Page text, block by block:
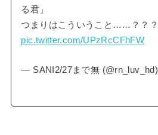
る君」
つまりはこういうこと……？？？
pic.twitter.com/UPzRcCFhFW
— SANI2/27まで無 (@rn_luv_hd)